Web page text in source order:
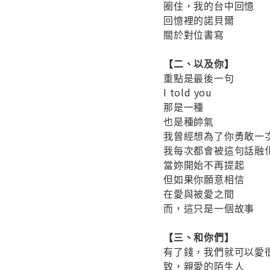
圈住，我的台中回憶
回憶裡的諾貝爾
關於對位書寫
【二、以及你】
重點是最後一句
I told you
那是一種
也是種帥氣
我曾經想為了你勇敢一
我每次都會被這句話融
當妳開始不再提起
但如果你願意相信
在愛與被愛之間
而，這只是一個故事
【三、和你們】
有了錢，我們就可以愛
致，親愛的陌生人